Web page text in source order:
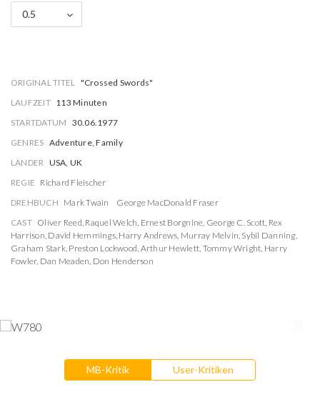
0.5
ORIGINAL TITEL "Crossed Swords"
LAUFZEIT 113 Minuten
STARTDATUM 30.06.1977
GENRES Adventure, Family
LÄNDER USA, UK
REGIE Richard Fleischer
DREHBUCH Mark Twain
George MacDonald Fraser
CAST Oliver Reed, Raquel Welch, Ernest Borgnine, George C. Scott, Rex
Harrison, David Hemmings, Harry Andrews, Murray Melvin, Sybil Danning,
Graham Stark, Preston Lockwood, Arthur Hewlett, Tommy Wright, Harry
Fowler, Dan Meaden, Don Henderson
MB-Kritik User-Kritiken